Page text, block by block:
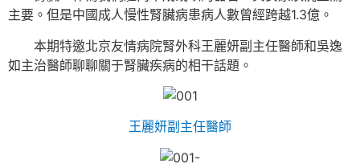
主要。但是中國成人慢性腎臟病患病人數曾經跨越1.3億。
本期特邀北京友情病院腎外科王麗妍副主任醫師和吳逸
如主治醫師聊聊關于腎臟疾病的相干話題。
王麗妍副主任醫師